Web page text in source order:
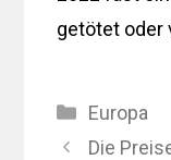
getötet oder
Kategorien
Europa
Die